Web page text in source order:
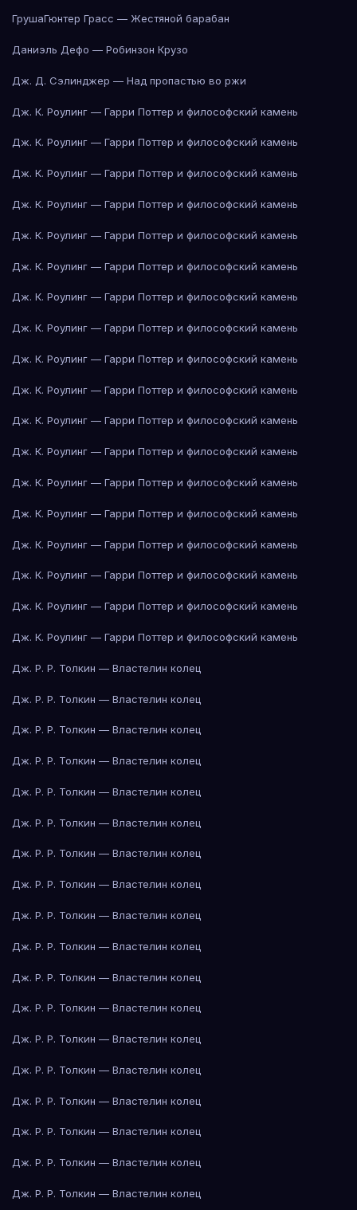
ГрушаГюнтер Грасс — Жестяной барабан
Даниэль Дефо — Робинзон Крузо
Дж. Д. Сэлинджер — Над пропастью во ржи
Дж. К. Роулинг — Гарри Поттер и философский камень
Дж. К. Роулинг — Гарри Поттер и философский камень
Дж. К. Роулинг — Гарри Поттер и философский камень
Дж. К. Роулинг — Гарри Поттер и философский камень
Дж. К. Роулинг — Гарри Поттер и философский камень
Дж. К. Роулинг — Гарри Поттер и философский камень
Дж. К. Роулинг — Гарри Поттер и философский камень
Дж. К. Роулинг — Гарри Поттер и философский камень
Дж. К. Роулинг — Гарри Поттер и философский камень
Дж. К. Роулинг — Гарри Поттер и философский камень
Дж. К. Роулинг — Гарри Поттер и философский камень
Дж. К. Роулинг — Гарри Поттер и философский камень
Дж. К. Роулинг — Гарри Поттер и философский камень
Дж. К. Роулинг — Гарри Поттер и философский камень
Дж. К. Роулинг — Гарри Поттер и философский камень
Дж. К. Роулинг — Гарри Поттер и философский камень
Дж. К. Роулинг — Гарри Поттер и философский камень
Дж. К. Роулинг — Гарри Поттер и философский камень
Дж. Р. Р. Толкин — Властелин колец
Дж. Р. Р. Толкин — Властелин колец
Дж. Р. Р. Толкин — Властелин колец
Дж. Р. Р. Толкин — Властелин колец
Дж. Р. Р. Толкин — Властелин колец
Дж. Р. Р. Толкин — Властелин колец
Дж. Р. Р. Толкин — Властелин колец
Дж. Р. Р. Толкин — Властелин колец
Дж. Р. Р. Толкин — Властелин колец
Дж. Р. Р. Толкин — Властелин колец
Дж. Р. Р. Толкин — Властелин колец
Дж. Р. Р. Толкин — Властелин колец
Дж. Р. Р. Толкин — Властелин колец
Дж. Р. Р. Толкин — Властелин колец
Дж. Р. Р. Толкин — Властелин колец
Дж. Р. Р. Толкин — Властелин колец
Дж. Р. Р. Толкин — Властелин колец
Дж. Р. Р. Толкин — Властелин колец